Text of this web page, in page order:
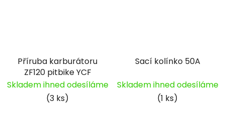
Příruba karburátoru
ZF120 pitbike YCF
Skladem ihned odesíláme
(3 ks)
Sací kolínko 50A
Skladem ihned odesíláme
(1 ks)